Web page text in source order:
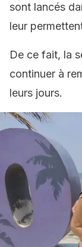
sont lancés
leur
De ce fait, la
continuer à
leurs jours.